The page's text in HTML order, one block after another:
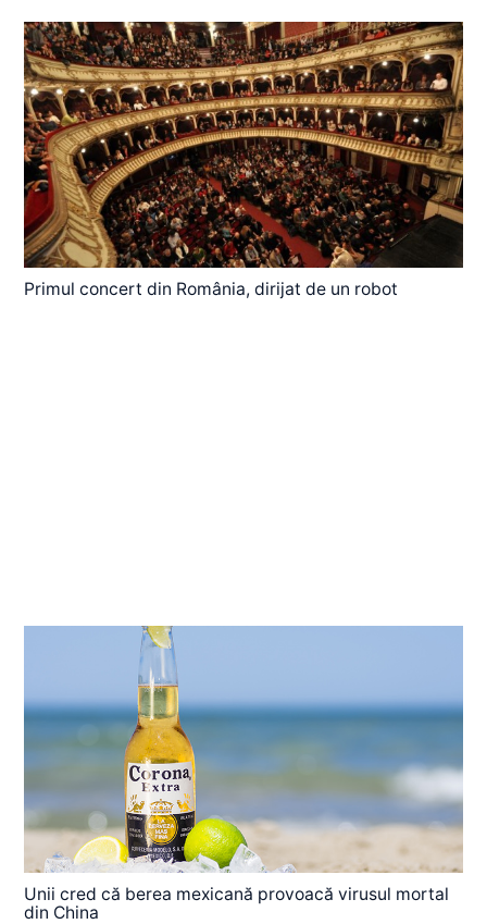
Primul concert din România, dirijat de un robot
Unii cred că berea mexicană provoacă virusul mortal
din China